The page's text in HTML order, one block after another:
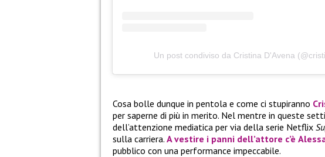
Un post condiviso da Cristina D'Avena
Cosa bolle dunque in pentola e come ci stupiranno
per saperne di più in merito. Nel mentre in queste
dell’attenzione mediatica per via della serie Netflix
sulla carriera. A vestire i panni dell’attore c’è
pubblico con una performance impeccabile.